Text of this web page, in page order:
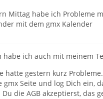
Mittag habe ich Probleme
mit dem gmx Kalender
habe ich auch mit meinem
hatte gestern kurz Probleme.
gmx Seite und log Dich ein,
die AGB akzeptierst, das